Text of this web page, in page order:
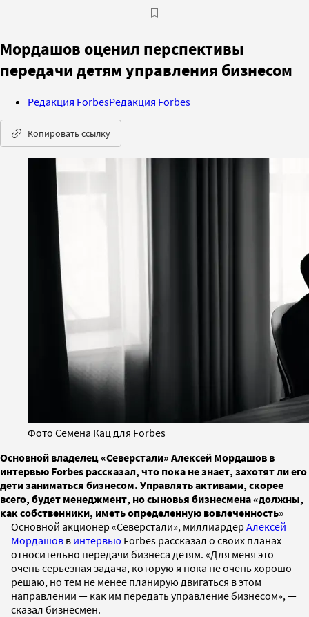
Мордашов оценил перспективы
передачи детям управления бизнесом
Редакция ForbesРедакция Forbes
Копировать ссылку
Фото Семена Кац для Forbes
Основной владелец «Северстали» Алексей Мордашов в
интервью Forbes рассказал, что пока не знает, захотят ли его
дети заниматься бизнесом. Управлять активами, скорее
всего, будет менеджмент, но сыновья бизнесмена «должны,
как собственники, иметь определенную вовлеченность»
Основной акционер «Северстали», миллиардер Алексей
Мордашов в интервью Forbes рассказал о своих планах
относительно передачи бизнеса детям. «Для меня это
очень серьезная задача, которую я пока не очень хорошо
решаю, но тем не менее планирую двигаться в этом
направлении — как им передать управление бизнесом», —
сказал бизнесмен.